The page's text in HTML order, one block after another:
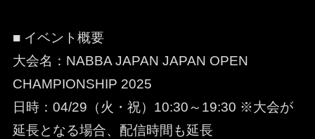
■ イベント概要
大会名：NABBA JAPAN JAPAN OPEN
CHAMPIONSHIP 2025
日時：04/29（火・祝）10:30～19:30 ※大会が
延長となる場合、配信時間も延長